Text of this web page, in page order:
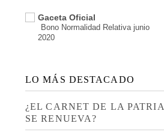
Gaceta Oficial
Bono Normalidad Relativa junio
2020
LO MÁS DESTACADO
¿EL CARNET DE LA PATRIA
SE RENUEVA?